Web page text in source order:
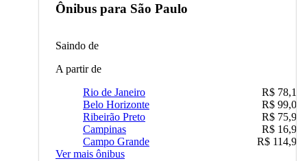
Ônibus para São Paulo
Saindo de
A partir de
Rio de Janeiro
R$ 78,19
Belo Horizonte
R$ 99,04
Ribeirão Preto
R$ 75,90
Campinas
R$ 16,90
Campo Grande
R$ 114,90
Ver mais ônibus